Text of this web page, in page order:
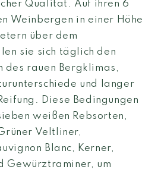
Qualität. Auf ihren 6
Weinbergen in einer Höhe
über dem
sie sich täglich den
des rauen Bergklimas,
und langer
Diese Bedingungen
weißen Rebsorten,
Veltliner,
Blanc, Kerner,
Gewürztraminer, um